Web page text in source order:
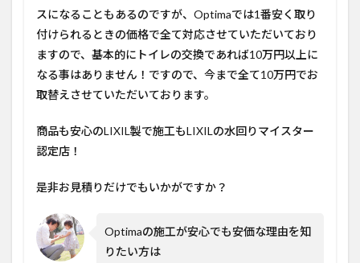
スになることもあるのですが、Optimaでは1番安く取り
付けられるときの価格で全て対応させていただいており
ますので、基本的にトイレの交換であれば10万円以上に
なる事はありません！ですので、今まで全て10万円でお
取替えさせていただいております。
商品も安心のLIXIL製で施工もLIXILの水回りマイスター
認定店！
是非お見積りだけでもいかがですか？
Optimaの施工が安心でも安価な理由を知
りたい方は